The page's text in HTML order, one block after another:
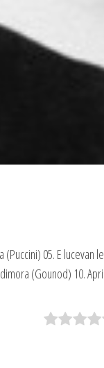
05. E lucevan
(Gounod) 10.